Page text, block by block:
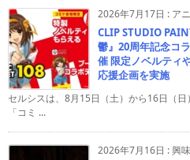
2026年7月17日 : ア
CLIP STUDIO
鬱』20周年記念コ
催 限定ノベルティ
応援企画を実施
セルシスは、8月15日（土）から16日（
「コミ ...
2026年7月16日 :興